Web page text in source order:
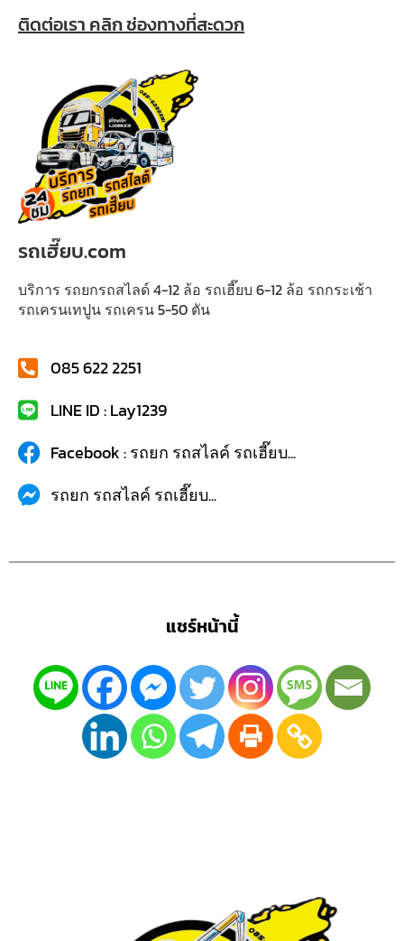
ติดต่อเรา คลิก ช่องทางที่สะดวก
รถเฮี๊ยบ.com
บริการ รถยกรถสไลด์ 4-12 ล้อ รถเฮี๊ยบ 6-12 ล้อ รถกระเช้า
รถเครนเทปูน รถเครน 5-50 ตัน
085 622 2251
LINE ID : Lay1239
Facebook : รถยก รถสไลค์ รถเฮี๊ยบ...
รถยก รถสไลค์ รถเฮี๊ยบ...
แชร์หน้านี้